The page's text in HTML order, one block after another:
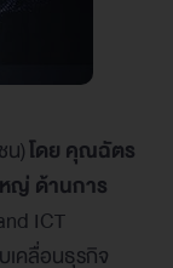
)โดย คุณฉัตร
ญ่ ด้านการ
ICT
เคลื่อนธุรกิจ